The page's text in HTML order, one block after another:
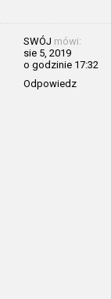
SWÓJ mówi:
sie 5, 2019
o godzinie 17:32
Odpowiedz